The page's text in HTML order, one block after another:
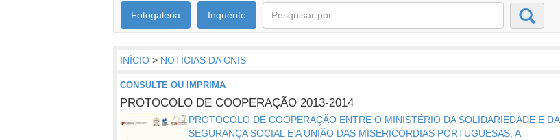
Fotogaleria Inquérito
INÍCIO > NOTÍCIAS DA CNIS
CONSULTE OU IMPRIMA
PROTOCOLO DE COOPERAÇÃO 2013-2014
PROTOCOLO DE COOPERAÇÃO ENTRE O MINISTÉRIO DA SOLIDARIEDADE E DA
SEGURANÇA SOCIAL E A UNIÃO DAS MISERICÓRDIAS PORTUGUESAS, A